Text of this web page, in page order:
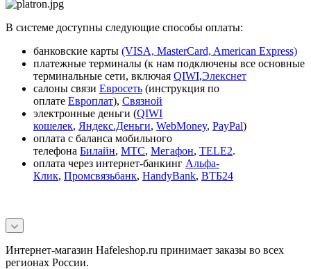
В системе доступны следующие способы оплаты:
банковские карты (VISA, MasterCard, American Express)
платежные терминалы (к нам подключены все основные
терминальные сети, включая QIWI,Элекснет
салоны связи Евросеть (инструкция по
оплате Европлат), Связной
электронные деньги (QIWI
кошелек, Яндекс.Деньги, WebMoney, PayPal)
оплата с баланса мобильного
телефона Билайн, МТС, Мегафон, TELE2.
оплата через интернет-банкинг Альфа-
Клик, Промсвязьбанк, HandyBank, ВТБ24
Интернет-магазин Hafeleshop.ru принимает заказы во всех
регионах России.